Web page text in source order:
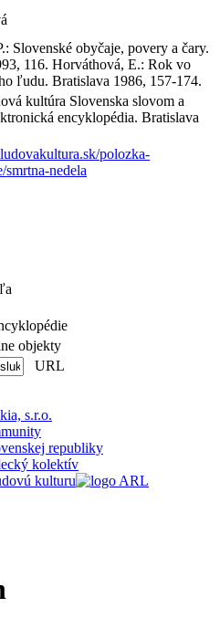
Slovenské obyčaje, povery a čary.
116. Horváthová, E.: Rok vo
ľudu. Bratislava 1986, 157-174.
kultúra Slovenska slovom a
encyklopédia. Bratislava
polozka-
smrtna-nedela
objekty
URL
s.r.o.